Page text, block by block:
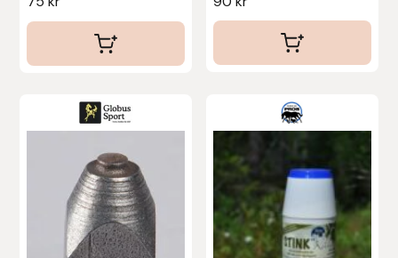
Nammi Godis
Natur & Kultur bokförlag
Pharmakas